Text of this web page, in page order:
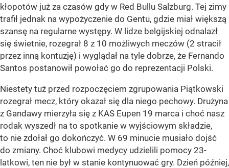
kłopotów już za czasów gdy w Red Bullu Salzburg. Tej zimy
trafił jednak na wypożyczenie do Gentu, gdzie miał większą
szansę na regularne występy. W lidze belgijskiej odnalazł
się świetnie, rozegrał 8 z 10 możliwych meczów (2 stracił
przez inną kontuzję) i wyglądał na tyle dobrze, że Fernando
Santos postanowił powołać go do reprezentacji Polski.
Niestety tuż przed rozpoczęciem zgrupowania Piątkowski
rozegrał mecz, który okazał się dla niego pechowy. Drużyna
z Gandawy mierzyła się z KAS Eupen 19 marca i choć nasz
rodak wyszedł na to spotkanie w wyjściowym składzie,
to nie zdołał go dokończyć. W 69 minucie musiało dojść
do zmiany. Choć klubowi medycy udzielili pomocy 23-
latkowi, ten nie był w stanie kontynuować gry. Dzień później,